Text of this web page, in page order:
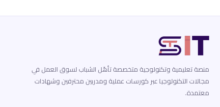
منصة تعليمية وتكنولوجية متخصصة تأهّل الشباب لسوق العمل في
مجالات التكنولوجيا عبر كورسات عملية ومدربين محترفين وشهادات
معتمدة.